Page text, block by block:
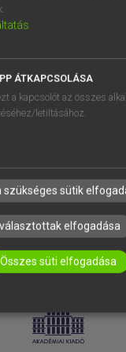
RÓLUNK
ELÉRHETŐSÉG
SÜTI BEÁLLÍTÁSOK
ÁTKAPCSOLÁSA
a kapcsolót az összes
letiltásához.
szükséges sütik
elfogadása
Összes süti elfogadása